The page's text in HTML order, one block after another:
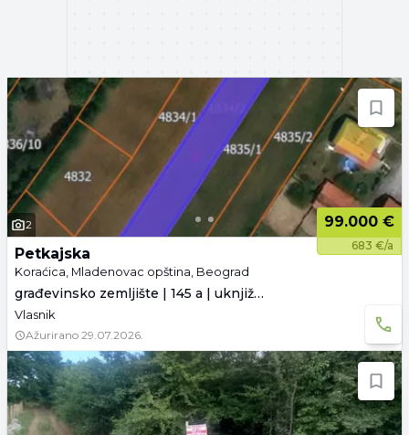
2 99.000 €
683 €/a
Petkajska
Koraćica, Mladenovac opština, Beograd
građevinsko zemljište | 145 a | uknjiženo
Vlasnik
Ažurirano 29.07.2026.